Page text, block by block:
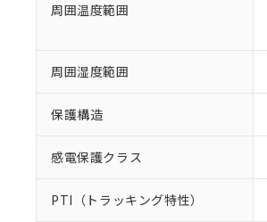
周囲温度範囲
周囲湿度範囲
保護構造
感電保護クラス
PTI（トラッキング特性）